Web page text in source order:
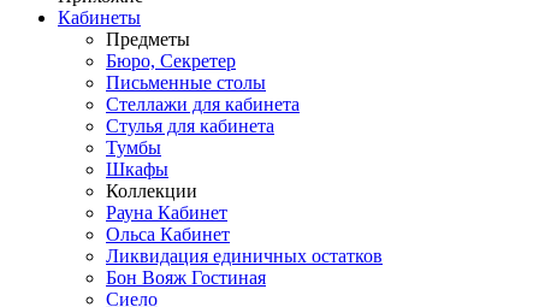
Кабинеты
Предметы
Бюро, Секретер
Письменные столы
Стеллажи для кабинета
Стулья для кабинета
Тумбы
Шкафы
Коллекции
Рауна Кабинет
Ольса Кабинет
Ликвидация единичных остатков
Бон Вояж Гостиная
Сиело